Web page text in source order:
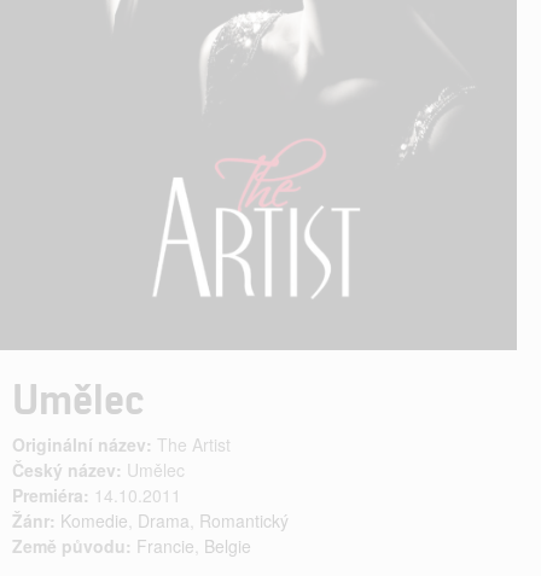
Umělec
Originální název: The Artist
Český název: Umělec
Premiéra: 14.10.2011
Žánr: Komedie, Drama, Romantický
Země původu: Francie, Belgie